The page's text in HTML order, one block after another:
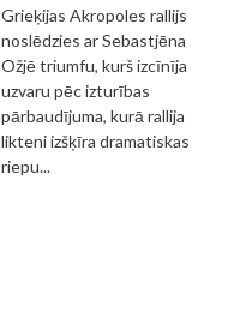
Grieķijas Akropoles rallijs
noslēdzies ar Sebastjēna
Ožjē triumfu, kurš izcīnīja
uzvaru pēc izturības
pārbaudījuma, kurā rallija
likteni izšķīra dramatiskas
riepu...